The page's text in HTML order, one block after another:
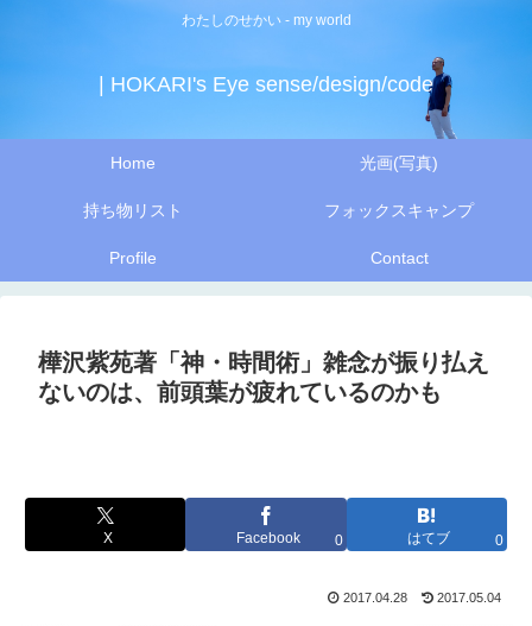
わたしのせかい - my world
| HOKARI's Eye sense/design/code
Home 光画(写真)
持ち物リスト フォックスキャンプ
Profile Contact
樺沢紫苑著「神・時間術」雑念が振り払え
ないのは、前頭葉が疲れているのかも
X Facebook 0 はてブ 0
2017.04.28 2017.05.04